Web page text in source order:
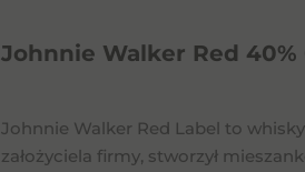
Johnnie Walker Red 40%
Johnnie Walker Red Label to
założyciela firmy, stworzył